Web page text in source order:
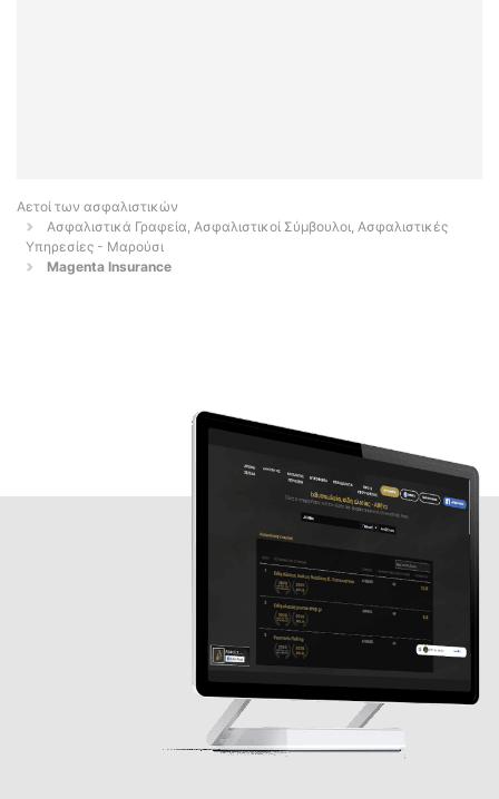
Αετοί των ασφαλιστικών
Ασφαλιστικά Γραφεία, Ασφαλιστικοί Σύμβουλοι, Ασφαλιστικές
Υπηρεσίες - Μαρούσι
Magenta Insurance